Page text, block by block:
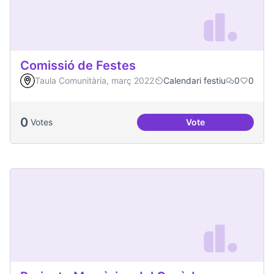
Comissió de Festes
Taula Comunitària, març 2022 Calendari festiu 0 0
0 Votes VoteComissió de